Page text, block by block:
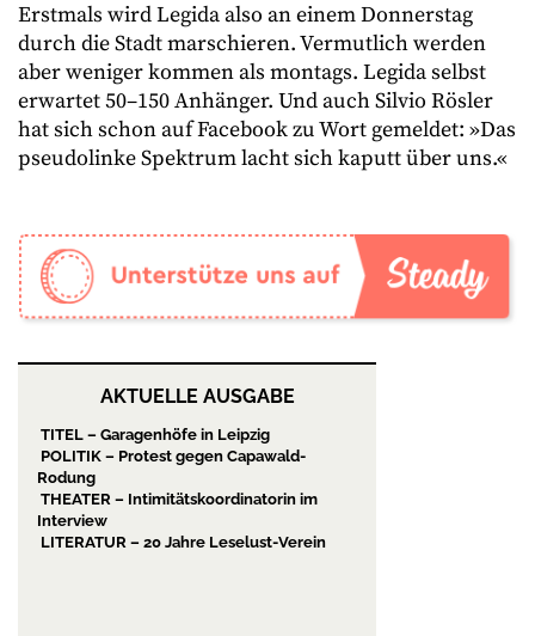
Erstmals wird Legida also an einem Donnerstag
durch die Stadt marschieren. Vermutlich werden
aber weniger kommen als montags. Legida selbst
erwartet 50–150 Anhänger. Und auch Silvio Rösler
hat sich schon auf Facebook zu Wort gemeldet: »Das
pseudolinke Spektrum lacht sich kaputt über uns.«
AKTUELLE AUSGABE
TITEL – Garagenhöfe in Leipzig
POLITIK – Protest gegen Capawald-
Rodung
THEATER – Intimitätskoordinatorin im
Interview
LITERATUR – 20 Jahre Leselust-Verein